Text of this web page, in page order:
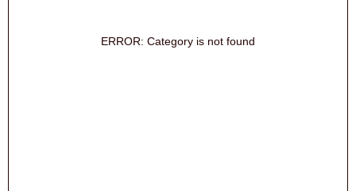
ERROR: Category is not found